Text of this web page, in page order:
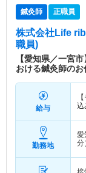
鍼灸師 正職員
株式会社Life
職員)
【愛知県／一宮
おける鍼灸師のお
給与
込
勤務地
愛
分